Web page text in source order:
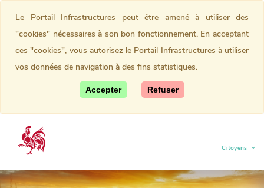
Citoyens
(current)
Le Portail Infrastructures peut être amené à utiliser des
"cookies" nécessaires à son bon fonctionnement. En acceptant
ces "cookies", vous autorisez le Portail Infrastructures à utiliser
vos données de navigation à des fins statistiques.
Accepter Refuser